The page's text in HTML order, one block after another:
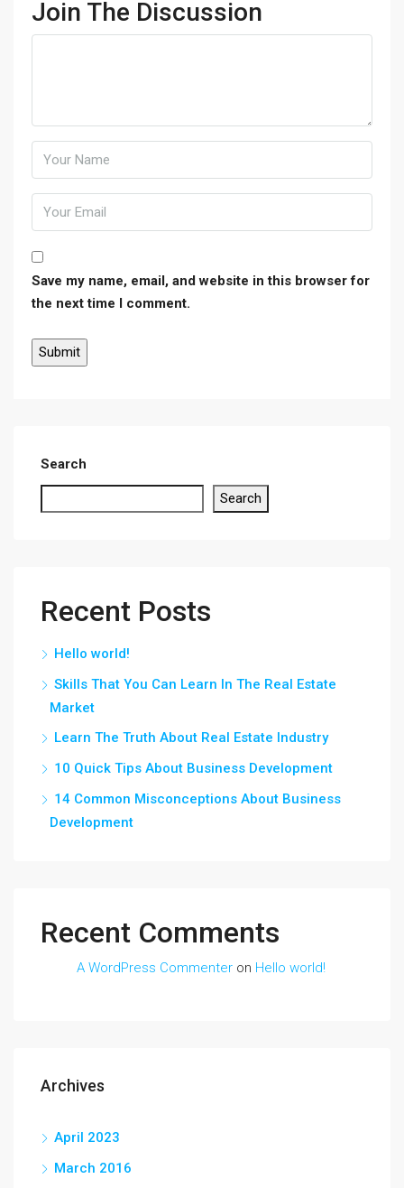
Join The Discussion
Save my name, email, and website in this browser for
the next time I comment.
Search
Search
Recent Posts
Hello world!
Skills That You Can Learn In The Real Estate
Market
Learn The Truth About Real Estate Industry
10 Quick Tips About Business Development
14 Common Misconceptions About Business
Development
Recent Comments
A WordPress Commenter on Hello world!
Archives
April 2023
March 2016